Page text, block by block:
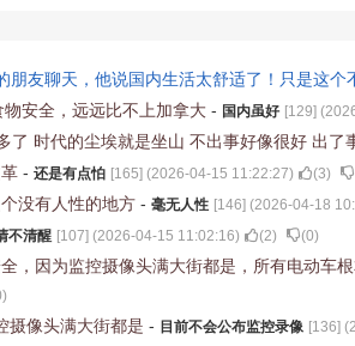
朋友聊天，他说国内生活太舒适了！只是这个
物安全，远远比不上加拿大 - 国内虽好 [129] (
了 时代的尘埃就是坐山 不出事好像很好 出了
- 还是有点怕 [165] (2026-04-15 11:22:27) (3)
没有人性的地方 - 毫无人性 [146] (2026-04-18
不清醒 [107] (2026-04-15 11:02:16) (2) (0)
，因为监控摄像头满大街都是，所有电动车
)
摄像头满大街都是 - 目前不会公布监控录像 [136] (